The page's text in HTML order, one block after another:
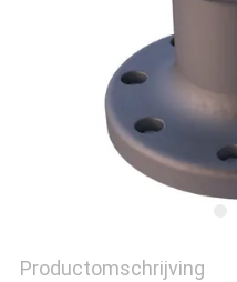
PRIVACYBELEID
Productomschrijving